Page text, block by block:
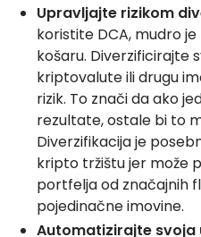
Upravljajte rizikom
koristite DCA, mudro
košaru. Diverzificirajte
kriptovalute ili drugu
rizik. To znači da ako
rezultate, ostale bi to
Diverzifikacija je
kripto tržištu jer može
portfelja od značajnih
pojedinačne imovine.
Automatizirajte svoja